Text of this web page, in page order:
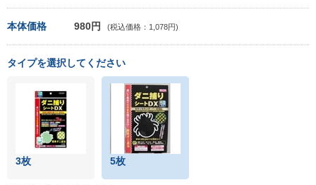
本体価格 980円 (税込価格：1,078円)
タイプを選択してください
3枚 5枚